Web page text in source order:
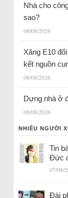
Nhà cho
sao?
08/08/2026
Xăng E10
kết nguồn
08/08/2026
Dựng nhà ở
08/08/2026
NHIỀU NGƯỜI
Tin
Đức
07/08/
Đài